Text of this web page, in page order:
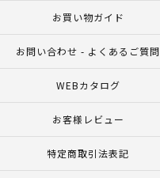
お買い物ガイド
お問い合わせ - よくあるご質問
WEBカタログ
お客様レビュー
特定商取引法表記